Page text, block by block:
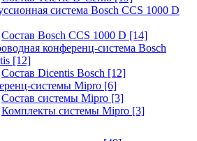
система Bosch CCS 1000 D
Состав Bosch CCS 1000 D [14]
конференц-система Bosch
[12]
Состав Dicentis Bosch [12]
системы Mipro [6]
Состав системы Mipro [3]
Комплекты системы Mipro [3]